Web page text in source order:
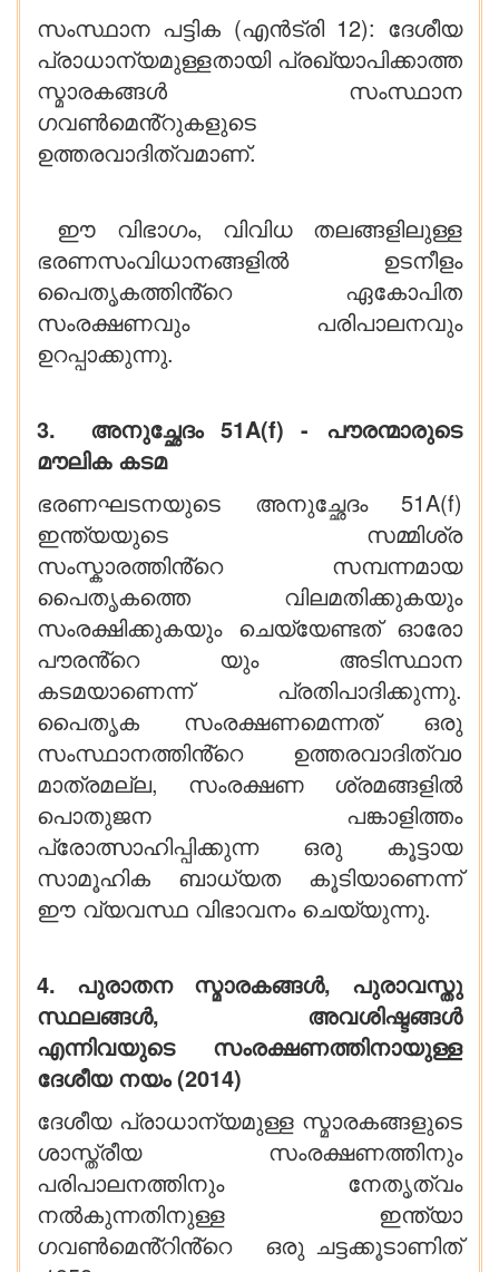
സംസ്ഥാന പട്ടിക (എൻട്രി 12): ദേശീയ
പ്രാധാന്യമുള്ളതായി പ്രഖ്യാപിക്കാത്ത
സ്മാരകങ്ങൾ സംസ്ഥാന
ഗവൺമെൻ്റുകളുടെ
ഉത്തരവാദിത്വമാണ്.
ഈ വിഭാഗം, വിവിധ തലങ്ങളിലുള്ള
ഭരണസംവിധാനങ്ങളിൽ ഉടനീളം
പൈതൃകത്തിൻ്റെ ഏകോപിത
സംരക്ഷണവും പരിപാലനവും
ഉറപ്പാക്കുന്നു.
3. അനുച്ഛേദം 51A(f) - പൗരന്മാരുടെ
മൗലിക കടമ
ഭരണഘടനയുടെ അനുച്ഛേദം 51A(f)
ഇന്ത്യയുടെ സമ്മിശ്ര
സംസ്കാരത്തിൻ്റെ സമ്പന്നമായ
പൈതൃകത്തെ വിലമതിക്കുകയും
സംരക്ഷിക്കുകയും ചെയ്യേണ്ടത് ഓരോ
പൗരൻ്റെ യും അടിസ്ഥാന
കടമയാണെന്ന് പ്രതിപാദിക്കുന്നു.
പൈതൃക സംരക്ഷണമെന്നത് ഒരു
സംസ്ഥാനത്തിൻ്റെ ഉത്തരവാദിത്വo
മാത്രമല്ല, സംരക്ഷണ ശ്രമങ്ങളിൽ
പൊതുജന പങ്കാളിത്തം
പ്രോത്സാഹിപ്പിക്കുന്ന ഒരു കൂട്ടായ
സാമൂഹിക ബാധ്യത കൂടിയാണെന്ന്
ഈ വ്യവസ്ഥ വിഭാവനം ചെയ്യുന്നു.
4. പുരാതന സ്മാരകങ്ങൾ, പുരാവസ്തു
സ്ഥലങ്ങൾ, അവശിഷ്ടങ്ങൾ
എന്നിവയുടെ സംരക്ഷണത്തിനായുള്ള
ദേശീയ നയം (2014)
ദേശീയ പ്രാധാന്യമുള്ള സ്മാരകങ്ങളുടെ
ശാസ്ത്രീയ സംരക്ഷണത്തിനും
പരിപാലനത്തിനും നേതൃത്വം
നൽകുന്നതിനുള്ള ഇന്ത്യാ
ഗവൺമെൻ്റിൻ്റെ ഒരു ചട്ടക്കൂടാണിത്